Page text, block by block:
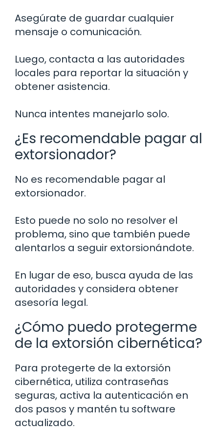
Asegúrate de guardar cualquier
mensaje o comunicación.
Luego, contacta a las autoridades
locales para reportar la situación y
obtener asistencia.
Nunca intentes manejarlo solo.
¿Es recomendable pagar al
extorsionador?
No es recomendable pagar al
extorsionador.
Esto puede no solo no resolver el
problema, sino que también puede
alentarlos a seguir extorsionándote.
En lugar de eso, busca ayuda de las
autoridades y considera obtener
asesoría legal.
¿Cómo puedo protegerme
de la extorsión cibernética?
Para protegerte de la extorsión
cibernética, utiliza contraseñas
seguras, activa la autenticación en
dos pasos y mantén tu software
actualizado.